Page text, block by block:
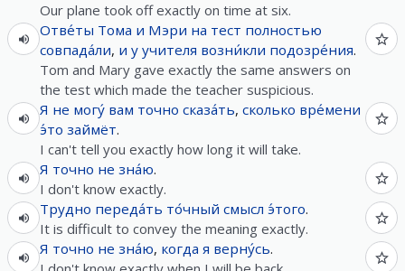
Our plane took off exactly on time at six.
Отве́ты Тома и Мэри на тест полностью
совпада́ли, и у учителя возни́кли подозре́ния.
Tom and Mary gave exactly the same answers on
the test which made the teacher suspicious.
Я не могу́ вам точно сказа́ть, сколько вре́мени
э́то займёт.
I can't tell you exactly how long it will take.
Я точно не зна́ю.
I don't know exactly.
Трудно переда́ть то́чный смысл э́того.
It is difficult to convey the meaning exactly.
Я точно не зна́ю, когда я верну́сь.